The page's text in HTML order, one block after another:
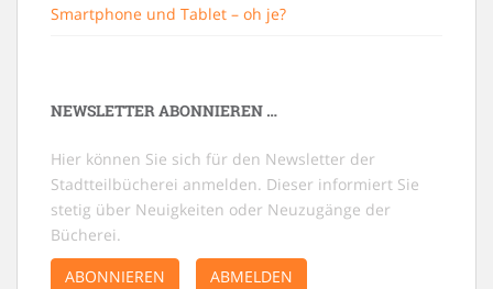
Smartphone und Tablet – oh je?
NEWSLETTER ABONNIEREN …
Hier können Sie sich für den Newsletter der
Stadtteilbücherei anmelden. Dieser informiert Sie
stetig über Neuigkeiten oder Neuzugänge der
Bücherei.
ABONNIEREN
ABMELDEN